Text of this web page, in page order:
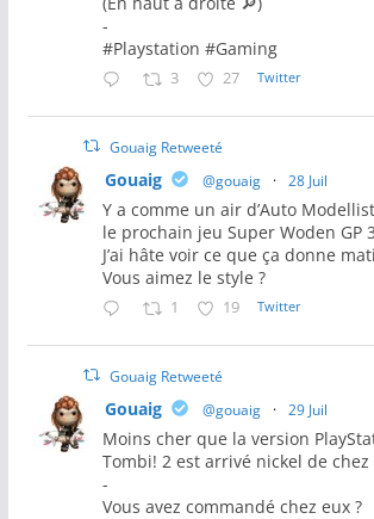
-
#Playstation #Gaming
3 27 Twitter
Gouaig Retweeté
Gouaig @gouaig · 28 Juil
Y a comme un air d’Auto
le prochain jeu Super Woden GP
J’ai hâte voir ce que ça donne
Vous aimez le style ?
1 19 Twitter
Gouaig Retweeté
Gouaig @gouaig · 29 Juil
Moins cher que la version
Tombi! 2 est arrivé nickel de
-
Vous avez commandé chez eux ?